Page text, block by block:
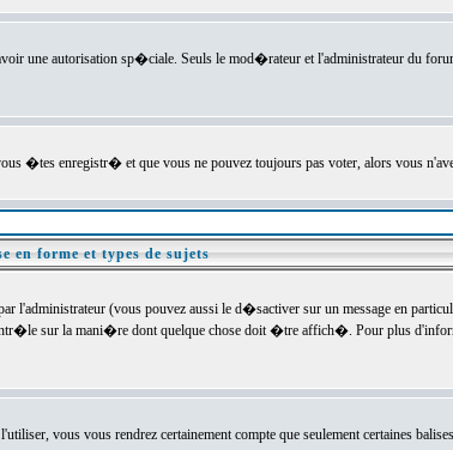
une autorisation sp�ciale. Seuls le mod�rateur et l'administrateur du
�tes enregistr� et que vous ne pouvez toujours pas voter, alors vous
en forme et types de sujets
(vous pouvez aussi le d�sactiver sur un message en
sur la mani�re dont quelque chose doit �tre affich�. Pour plus
vous vous rendrez certainement compte que seulement certaines